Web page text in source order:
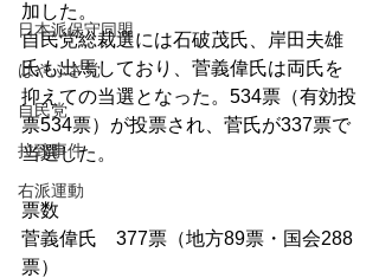
日本派保守同盟
はやぶさ党
自民党
拉致事件
右派運動
加した。
自民党総裁選には石破茂氏、岸田夫雄
氏も出馬しており、菅義偉氏は両氏を
抑えての当選となった。534票（有効投
票534票）が投票され、菅氏が337票で
当選した。
票数
菅義偉氏　377票（地方89票・国会288
票）